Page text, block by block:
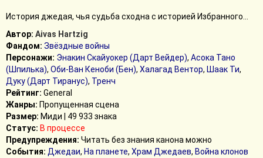
История джедая, чья судьба сходна с историей Избранного...
Автор: Aivas Hartzig
Фандом: Звёздные войны
Персонажи: Энакин Скайуокер (Дарт Вейдер), Асока Тано
(Шпилька), Оби-Ван Кеноби (Бен), Халагад Вентор, Шаак Ти,
Дуку (Дарт Тиранус), Тренч
Рейтинг: General
Жанры: Пропущенная сцена
Размер: Миди | 49 933 знака
Статус: В процессе
Предупреждения: Читать без знания канона можно
События: Джедаи, На планете, Храм Джедаев, Война клонов